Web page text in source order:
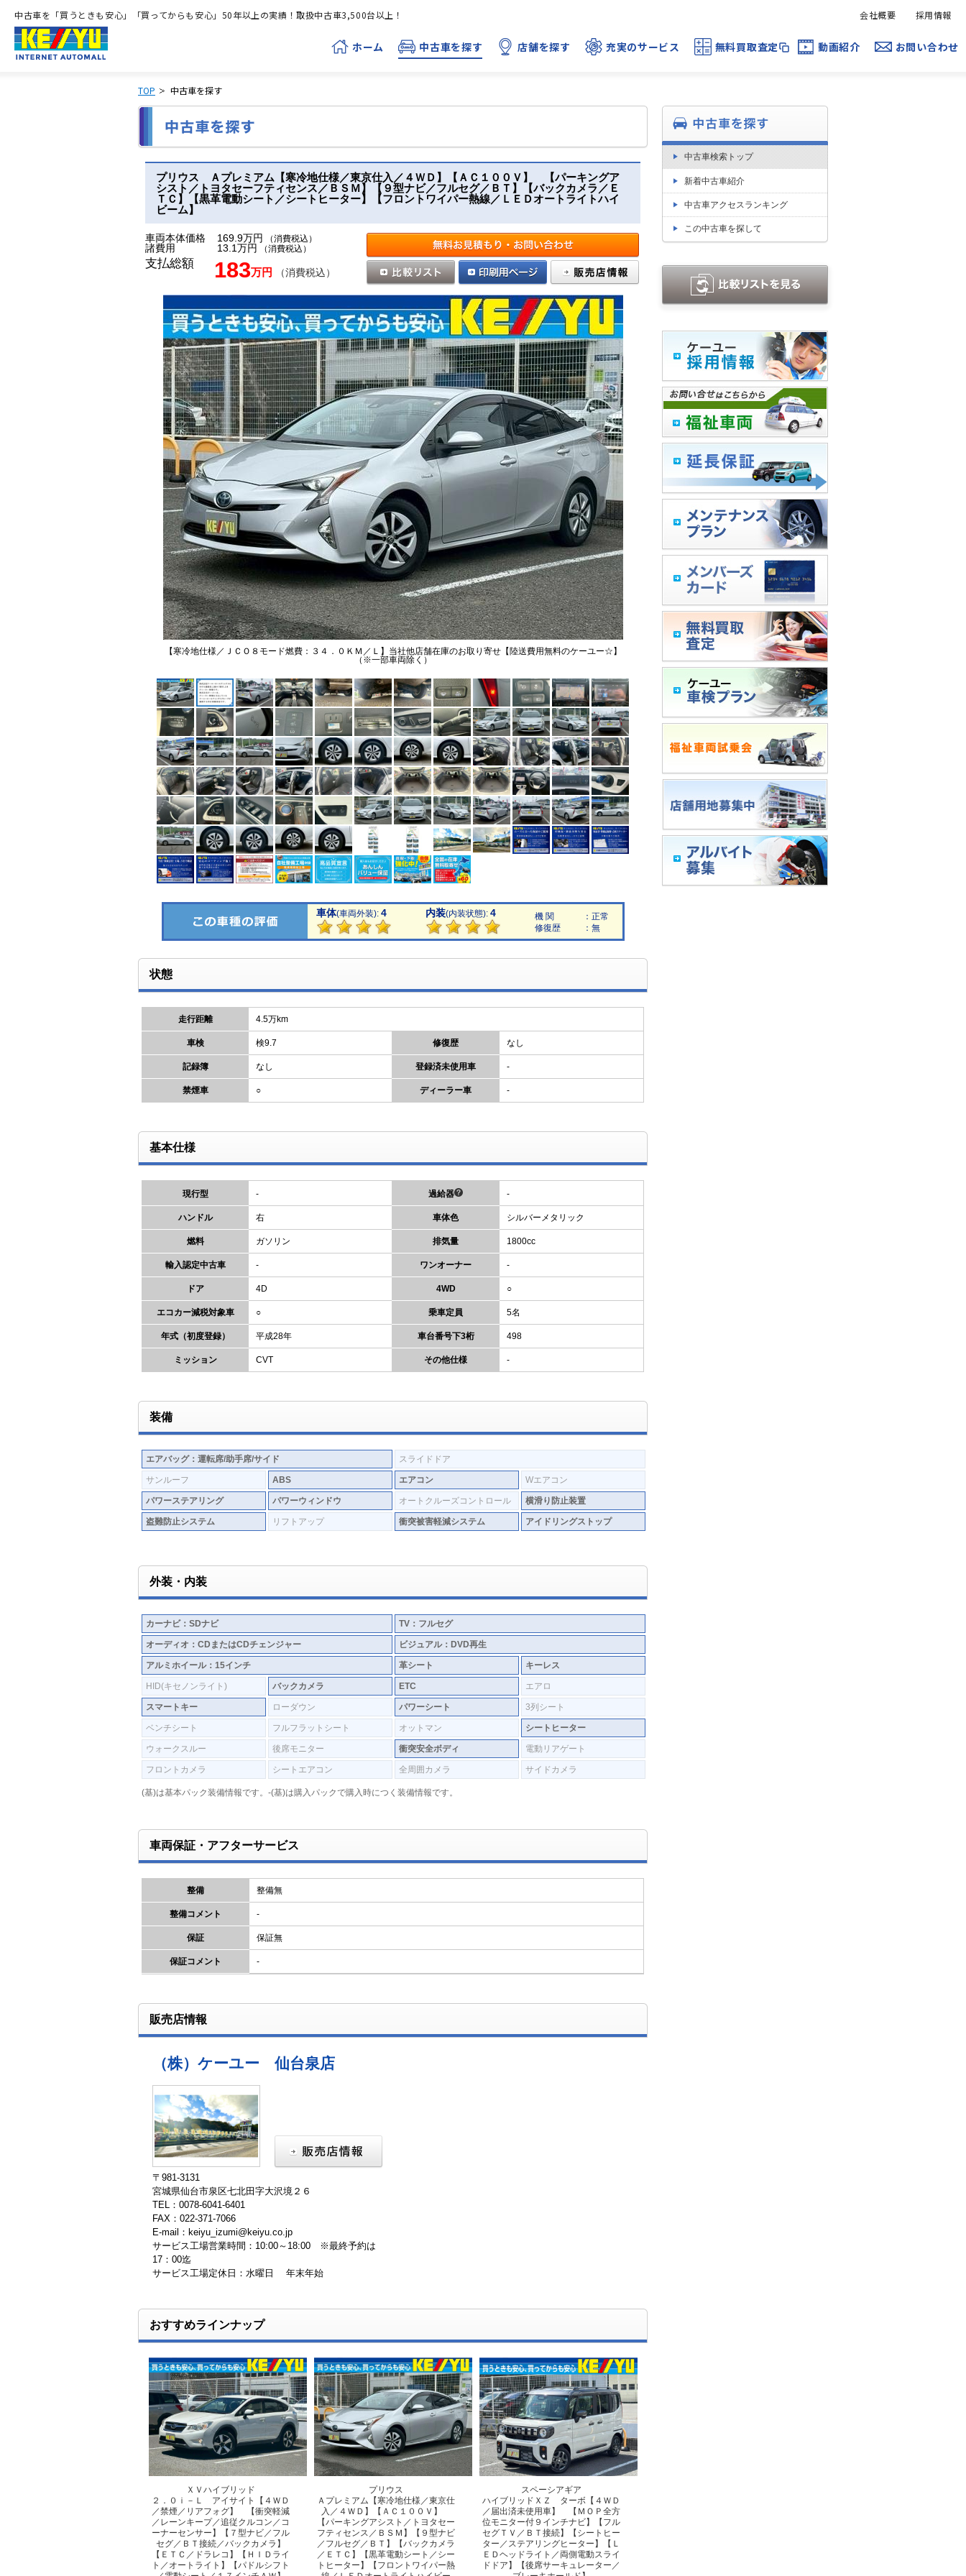
中古車を「買うときも安心」「買ってからも安心」50年以上の実績！取扱中古車3,500台以上！
ホーム 中古車を探す 店舗を探す 充実のサービス 無料買取査定 動画紹介 お問い合わせ
会社概要 採用情報
TOP 中古車を探す
プリウス Ａプレミアム【寒冷地仕様／東京仕入／４ＷＤ】【ＡＣ１００Ｖ】 【パーキングア
シスト／トヨタセーフティセンス／ＢＳＭ】【９型ナビ／フルセグ／ＢＴ】【バックカメラ／Ｅ
ＴＣ】【黒革電動シート／シートヒーター】【フロントワイパー熱線／ＬＥＤオートライトハイ
ビーム】
車両本体価格 169.9万円 （消費税込）
諸費用 13.1万円 （消費税込）
支払総額 183万円 （消費税込）
【寒冷地仕様／ＪＣＯ８モード燃費：３４．０ＫＭ／Ｌ】当社他店舗在庫のお取り寄せ【陸送費用無料のケーユー☆】
（※一部車両除く）
車体(車両外装): 4 内装(内装状態): 4
機 関
修復歴
：正常
：無
状態
走行距離 4.5万km
車検 検9.7 修復歴 なし
記録簿 なし 登録済未使用車 -
禁煙車 ○ ディーラー車 -
基本仕様
現行型 - 過給器 -
ハンドル 右 車体色 シルバーメタリック
燃料 ガソリン 排気量 1800cc
輸入認定中古車 - ワンオーナー -
ドア 4D 4WD ○
エコカー減税対象車 ○ 乗車定員 5名
年式（初度登録） 平成28年 車台番号下3桁 498
ミッション CVT その他仕様 -
装備
エアバッグ：運転席/助手席/サイド スライドドア
サンルーフ ABS エアコン Wエアコン
パワーステアリング パワーウィンドウ オートクルーズコントロール 横滑り防止装置
盗難防止システム リフトアップ 衝突被害軽減システム アイドリングストップ
外装・内装
カーナビ：SDナビ TV：フルセグ
オーディオ：CDまたはCDチェンジャー ビジュアル：DVD再生
アルミホイール：15インチ 革シート キーレス
HID(キセノンライト) バックカメラ ETC エアロ
スマートキー ローダウン パワーシート 3列シート
ベンチシート フルフラットシート オットマン シートヒーター
ウォークスルー 後席モニター 衝突安全ボディ 電動リアゲート
フロントカメラ シートエアコン 全周囲カメラ サイドカメラ
(基)は基本パック装備情報です。-(基)は購入パックで購入時につく装備情報です。
車両保証・アフターサービス
整備 整備無
整備コメント -
保証 保証無
保証コメント -
販売店情報
（株）ケーユー 仙台泉店
〒981-3131
宮城県仙台市泉区七北田字大沢境２６
TEL：0078-6041-6401
FAX：022-371-7066
E-mail：keiyu_izumi@keiyu.co.jp
サービス工場営業時間：10:00～18:00 ※最終予約は
17：00迄
サービス工場定休日：水曜日 年末年始
おすすめラインナップ
ＸＶハイブリッド
２．０ｉ－Ｌ アイサイト【４ＷＤ
／禁煙／リアフォグ】 【衝突軽減
／レーンキープ／追従クルコン／コ
ーナーセンサー】【７型ナビ／フル
セグ／ＢＴ接続／バックカメラ】
【ＥＴＣ／ドラレコ】【ＨＩＤライ
ト／オートライト】【パドルシフト
プリウス
Ａプレミアム【寒冷地仕様／東京仕
入／４ＷＤ】【ＡＣ１００Ｖ】
【パーキングアシスト／トヨタセー
フティセンス／ＢＳＭ】【９型ナビ
／フルセグ／ＢＴ】【バックカメラ
／ＥＴＣ】【黒革電動シート／シー
トヒーター】【フロントワイパー熱
スペーシアギア
ハイブリッドＸＺ ターボ【４ＷＤ
／届出済未使用車】 【ＭＯＰ全方
位モニター付９インチナビ】【フル
セグＴＶ／ＢＴ接続】【シートヒー
ター／ステアリングヒーター】【Ｌ
ＥＤヘッドライト／両側電動スライ
ドドア】【後席サーキュレーター／
中古車検索トップ
新着中古車紹介
中古車アクセスランキング
この中古車を探して